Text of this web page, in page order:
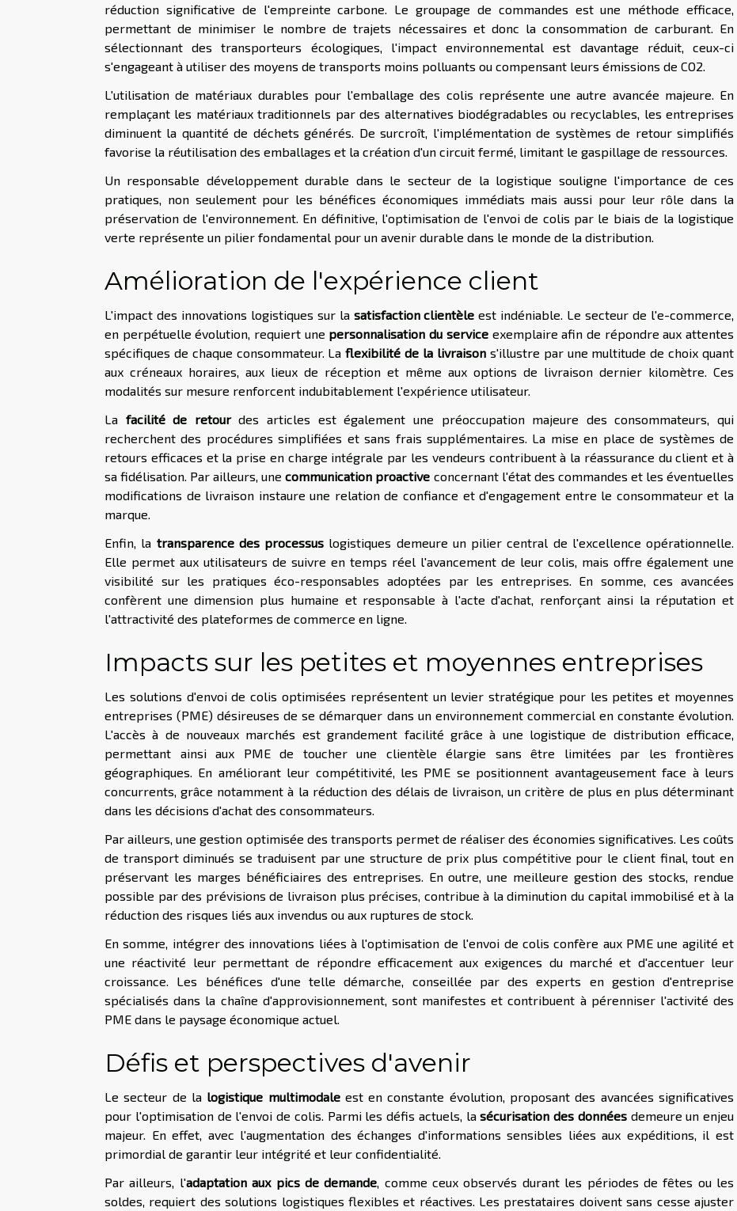
réduction significative de l'empreinte carbone. Le groupage de commandes est une méthode efficace,
permettant de minimiser le nombre de trajets nécessaires et donc la consommation de carburant. En
sélectionnant des transporteurs écologiques, l'impact environnemental est davantage réduit, ceux-ci
s'engageant à utiliser des moyens de transports moins polluants ou compensant leurs émissions de CO2.
L'utilisation de matériaux durables pour l'emballage des colis représente une autre avancée majeure. En
remplaçant les matériaux traditionnels par des alternatives biodégradables ou recyclables, les entreprises
diminuent la quantité de déchets générés. De surcroît, l'implémentation de systèmes de retour simplifiés
favorise la réutilisation des emballages et la création d'un circuit fermé, limitant le gaspillage de ressources.
Un responsable développement durable dans le secteur de la logistique souligne l'importance de ces
pratiques, non seulement pour les bénéfices économiques immédiats mais aussi pour leur rôle dans la
préservation de l'environnement. En définitive, l'optimisation de l'envoi de colis par le biais de la logistique
verte représente un pilier fondamental pour un avenir durable dans le monde de la distribution.
Amélioration de l'expérience client
L'impact des innovations logistiques sur la satisfaction clientèle est indéniable. Le secteur de l'e-commerce,
en perpétuelle évolution, requiert une personnalisation du serviceexemplaire afin de répondre aux attentes
spécifiques de chaque consommateur. Laflexibilité de la livraisons'illustre par une multitude de choix quant
aux créneaux horaires, aux lieux de réception et même aux options de livraison dernier kilomètre. Ces
modalités sur mesure renforcent indubitablement l'expérience utilisateur.
La facilité de retourdes articles est également une préoccupation majeure des consommateurs, qui
recherchent des procédures simplifiées et sans frais supplémentaires. La mise en place de systèmes de
retours efficaces et la prise en charge intégrale par les vendeurs contribuent à la réassurance du client et à
sa fidélisation. Par ailleurs, unecommunication proactive concernant l'état des commandes et les éventuelles
modifications de livraison instaure une relation de confiance et d'engagement entre le consommateur et la
marque.
Enfin, la transparence des processus logistiques demeure un pilier central de l'excellence opérationnelle.
Elle permet aux utilisateurs de suivre en temps réel l'avancement de leur colis, mais offre également une
visibilité sur les pratiques éco-responsables adoptées par les entreprises. En somme, ces avancées
confèrent une dimension plus humaine et responsable à l'acte d'achat, renforçant ainsi la réputation et
l'attractivité des plateformes de commerce en ligne.
Impacts sur les petites et moyennes entreprises
Les solutions d'envoi de colis optimisées représentent un levier stratégique pour les petites et moyennes
entreprises (PME) désireuses de se démarquer dans un environnement commercial en constante évolution.
L'accès à de nouveaux marchés est grandement facilité grâce à une logistique de distribution efficace,
permettant ainsi aux PME de toucher une clientèle élargie sans être limitées par les frontières
géographiques. En améliorant leur compétitivité, les PME se positionnent avantageusement face à leurs
concurrents, grâce notamment à la réduction des délais de livraison, un critère de plus en plus déterminant
dans les décisions d'achat des consommateurs.
Par ailleurs, une gestion optimisée des transports permet de réaliser des économies significatives. Les coûts
de transport diminués se traduisent par une structure de prix plus compétitive pour le client final, tout en
préservant les marges bénéficiaires des entreprises. En outre, une meilleure gestion des stocks, rendue
possible par des prévisions de livraison plus précises, contribue à la diminution du capital immobilisé et à la
réduction des risques liés aux invendus ou aux ruptures de stock.
En somme, intégrer des innovations liées à l'optimisation de l'envoi de colis confère aux PME une agilité et
une réactivité leur permettant de répondre efficacement aux exigences du marché et d'accentuer leur
croissance. Les bénéfices d'une telle démarche, conseillée par des experts en gestion d'entreprise
spécialisés dans la chaîne d'approvisionnement, sont manifestes et contribuent à pérenniser l'activité des
PME dans le paysage économique actuel.
Défis et perspectives d'avenir
Le secteur de la logistique multimodaleest en constante évolution, proposant des avancées significatives
pour l'optimisation de l'envoi de colis. Parmi les défis actuels, lasécurisation des donnéesdemeure un enjeu
majeur. En effet, avec l'augmentation des échanges d'informations sensibles liées aux expéditions, il est
primordial de garantir leur intégrité et leur confidentialité.
Par ailleurs, l'adaptation aux pics de demande , comme ceux observés durant les périodes de fêtes ou les
soldes, requiert des solutions logistiques flexibles et réactives. Les prestataires doivent sans cesse ajuster